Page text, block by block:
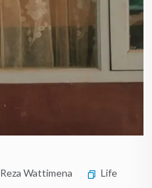
Reza Wattimena
Life